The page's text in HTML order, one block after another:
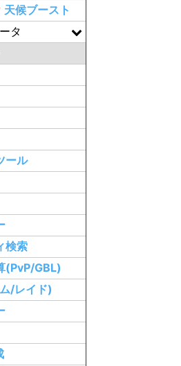
天候ブースト
タ
ール
検索
(PvP/GBL)
/レイド)